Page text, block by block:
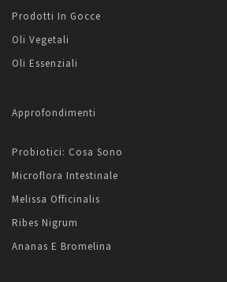
Prodotti In Gocce
Oli Vegetali
Oli Essenziali
Approfondimenti
Probiotici: Cosa Sono
Microflora Intestinale
Melissa Officinalis
Ribes Nigrum
Ananas E Bromelina